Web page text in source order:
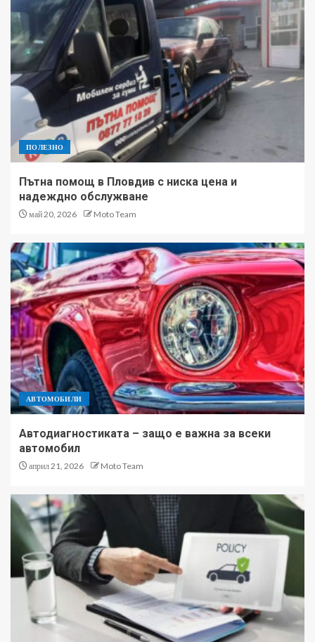
ПОЛЕЗНО
Пътна помощ в Пловдив с ниска цена и
надеждно обслужване
май 20, 2026 Moto Team
АВТОМОБИЛИ
Автодиагностиката – защо е важна за всеки
автомобил
април 21, 2026 Moto Team